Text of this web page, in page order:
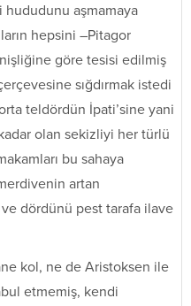
hududunu aşmamaya
hepsini –Pitagor
göre tesisi edilmiş
sığdırmak istedi
teldördün İpati’sine yani
olan sekizliyi her türlü
bu sahaya
artan
dördünü pest tarafa ilave
kol, ne de Aristoksen ile
etmemiş, kendi